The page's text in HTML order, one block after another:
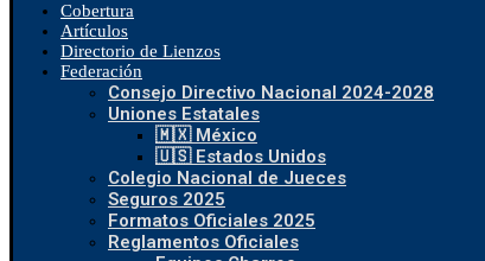
Cobertura
Artículos
Directorio de Lienzos
Federación
Consejo Directivo Nacional 2024-2028
Uniones Estatales
🇲🇽 México
🇺🇸 Estados Unidos
Colegio Nacional de Jueces
Seguros 2025
Formatos Oficiales 2025
Reglamentos Oficiales